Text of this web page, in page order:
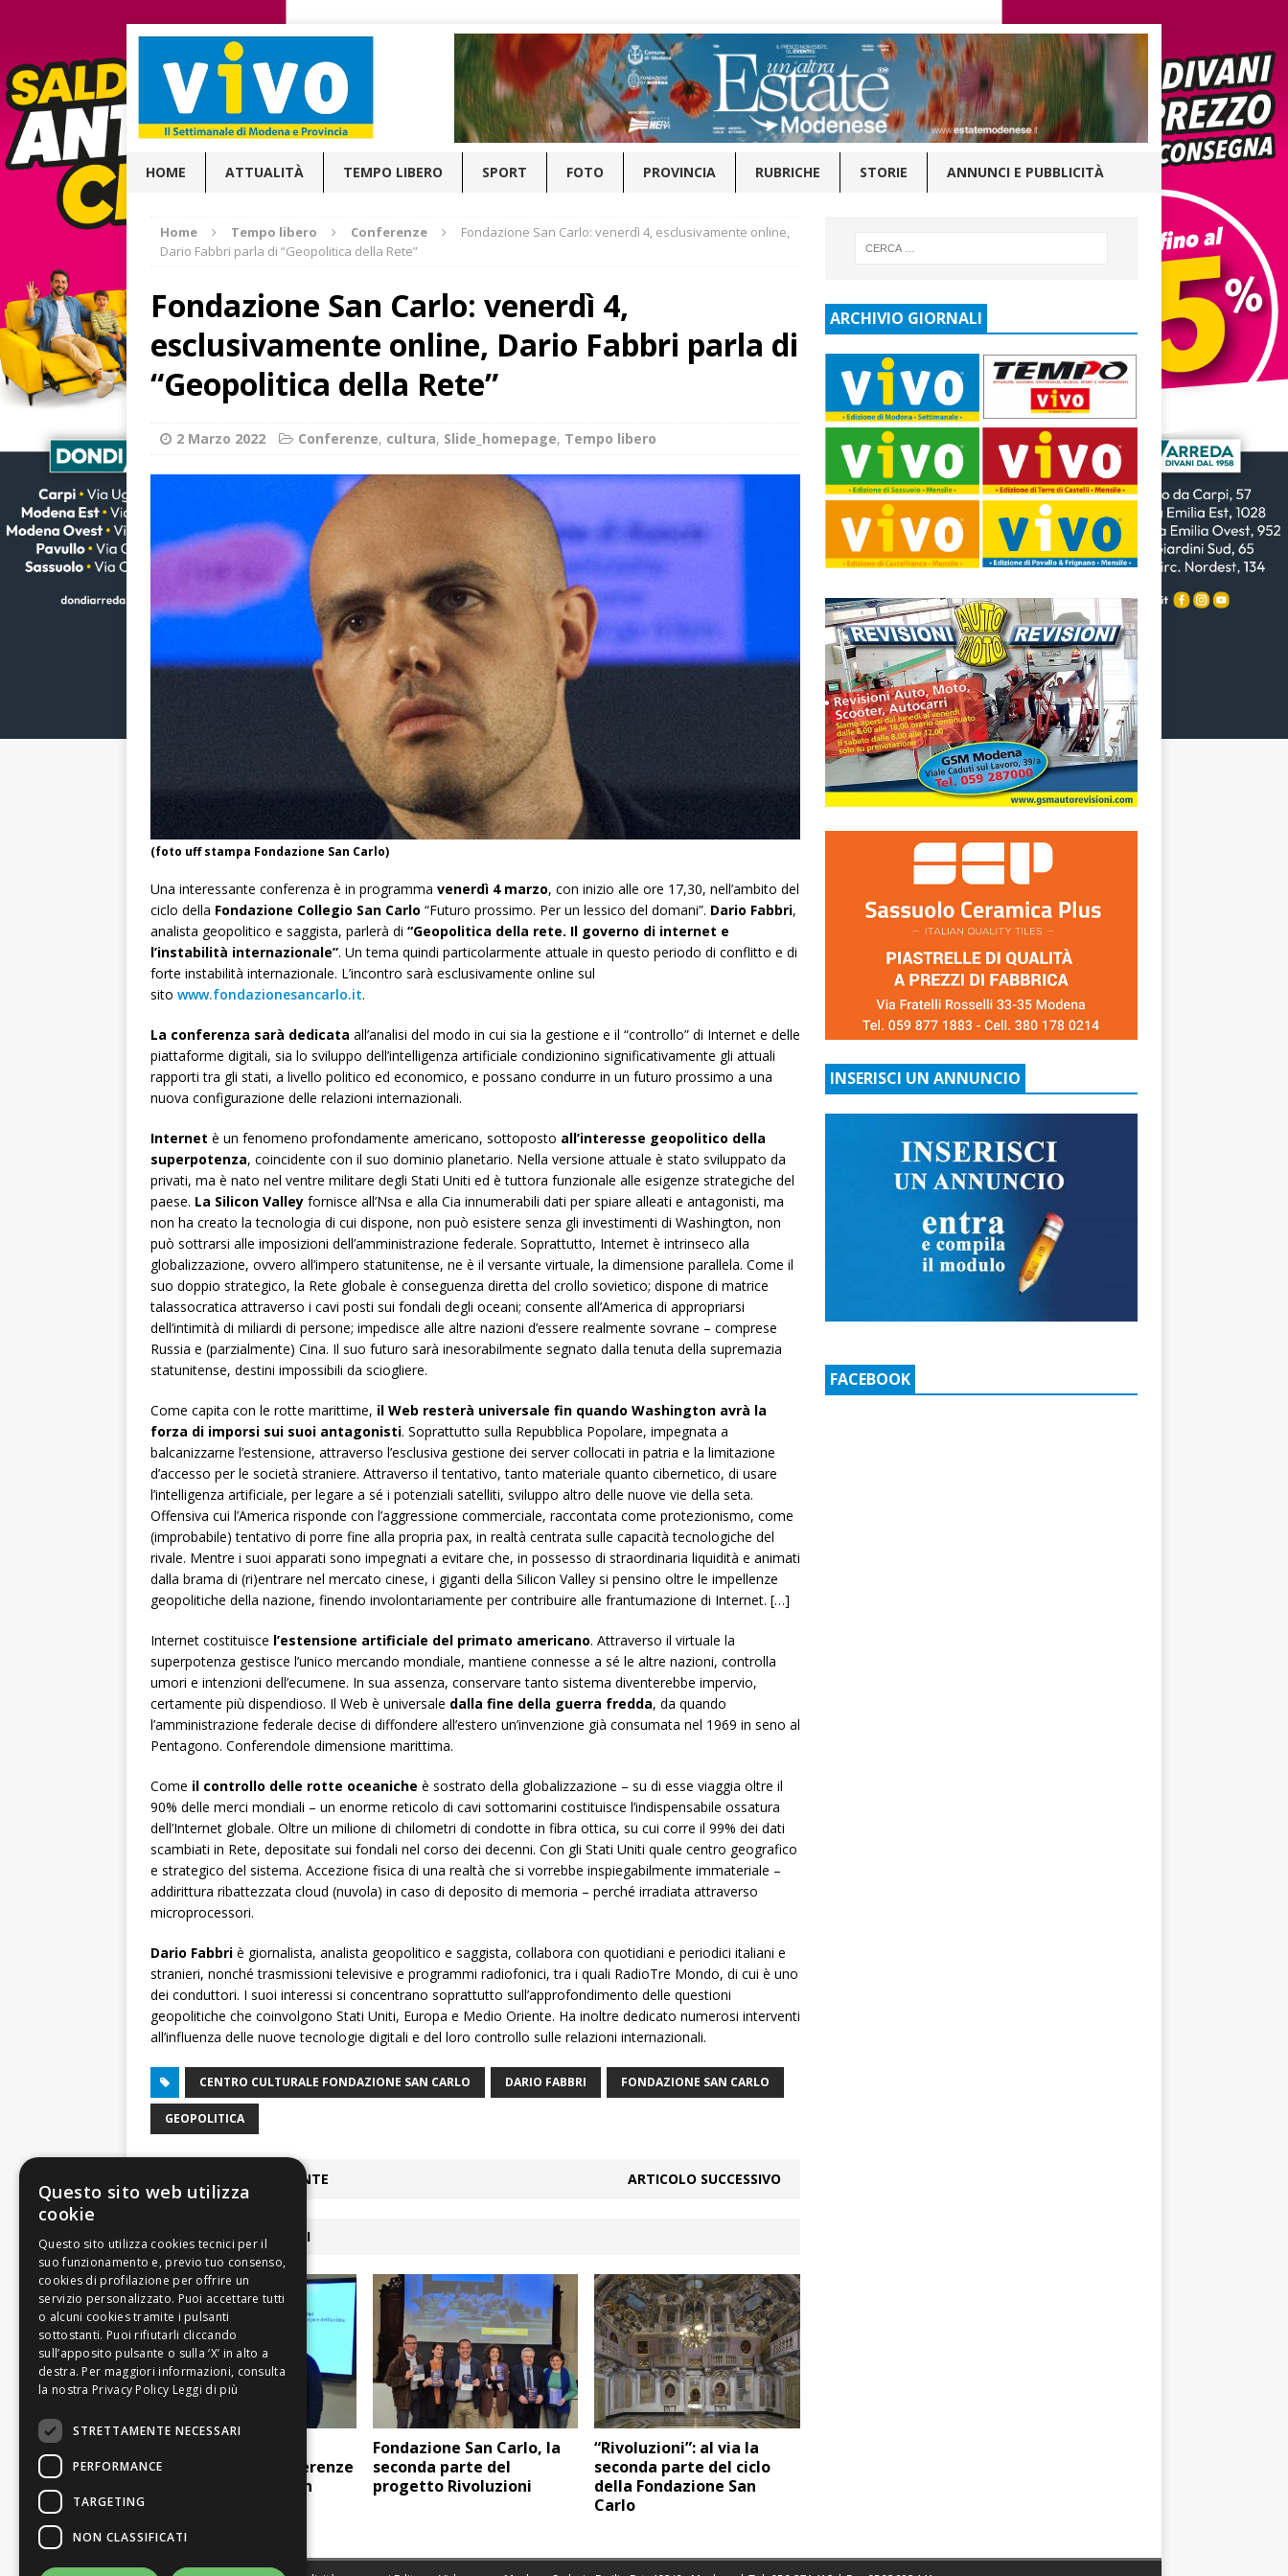
HOME ATTUALITÀ TEMPO LIBERO SPORT FOTO PROVINCIA RUBRICHE STORIE ANNUNCI E PUBBLICITÀ
Home Tempo libero Conferenze
Fondazione San Carlo: venerdì 4, esclusivamente online,
Dario Fabbri parla di “Geopolitica della Rete”
Fondazione San Carlo: venerdì 4,
esclusivamente online, Dario Fabbri parla di
“Geopolitica della Rete”
2 Marzo 2022 Conferenze, cultura, Slide_homepage, Tempo libero
(foto uff stampa Fondazione San Carlo)
Una interessante conferenza è in programma venerdì 4 marzo, con inizio alle ore 17,30, nell’ambito del
ciclo della Fondazione Collegio San Carlo “Futuro prossimo. Per un lessico del domani”. Dario Fabbri,
analista geopolitico e saggista, parlerà di “Geopolitica della rete. Il governo di internet e
l’instabilità internazionale”. Un tema quindi particolarmente attuale in questo periodo di conflitto e di
forte instabilità internazionale. L’incontro sarà esclusivamente online sul
sito www.fondazionesancarlo.it.
La conferenza sarà dedicata all’analisi del modo in cui sia la gestione e il “controllo” di Internet e delle
piattaforme digitali, sia lo sviluppo dell’intelligenza artificiale condizionino significativamente gli attuali
rapporti tra gli stati, a livello politico ed economico, e possano condurre in un futuro prossimo a una
nuova configurazione delle relazioni internazionali.
Internet è un fenomeno profondamente americano, sottoposto all’interesse geopolitico della
superpotenza, coincidente con il suo dominio planetario. Nella versione attuale è stato sviluppato da
privati, ma è nato nel ventre militare degli Stati Uniti ed è tuttora funzionale alle esigenze strategiche del
paese. La Silicon Valley fornisce all’Nsa e alla Cia innumerabili dati per spiare alleati e antagonisti, ma
non ha creato la tecnologia di cui dispone, non può esistere senza gli investimenti di Washington, non
può sottrarsi alle imposizioni dell’amministrazione federale. Soprattutto, Internet è intrinseco alla
globalizzazione, ovvero all’impero statunitense, ne è il versante virtuale, la dimensione parallela. Come il
suo doppio strategico, la Rete globale è conseguenza diretta del crollo sovietico; dispone di matrice
talassocratica attraverso i cavi posti sui fondali degli oceani; consente all’America di appropriarsi
dell’intimità di miliardi di persone; impedisce alle altre nazioni d’essere realmente sovrane – comprese
Russia e (parzialmente) Cina. Il suo futuro sarà inesorabilmente segnato dalla tenuta della supremazia
statunitense, destini impossibili da sciogliere.
Come capita con le rotte marittime, il Web resterà universale fin quando Washington avrà la
forza di imporsi sui suoi antagonisti. Soprattutto sulla Repubblica Popolare, impegnata a
balcanizzarne l’estensione, attraverso l’esclusiva gestione dei server collocati in patria e la limitazione
d’accesso per le società straniere. Attraverso il tentativo, tanto materiale quanto cibernetico, di usare
l’intelligenza artificiale, per legare a sé i potenziali satelliti, sviluppo altro delle nuove vie della seta.
Offensiva cui l’America risponde con l’aggressione commerciale, raccontata come protezionismo, come
(improbabile) tentativo di porre fine alla propria pax, in realtà centrata sulle capacità tecnologiche del
rivale. Mentre i suoi apparati sono impegnati a evitare che, in possesso di straordinaria liquidità e animati
dalla brama di (ri)entrare nel mercato cinese, i giganti della Silicon Valley si pensino oltre le impellenze
geopolitiche della nazione, finendo involontariamente per contribuire alle frantumazione di Internet. […]
Internet costituisce l’estensione artificiale del primato americano. Attraverso il virtuale la
superpotenza gestisce l’unico mercando mondiale, mantiene connesse a sé le altre nazioni, controlla
umori e intenzioni dell’ecumene. In sua assenza, conservare tanto sistema diventerebbe impervio,
certamente più dispendioso. Il Web è universale dalla fine della guerra fredda, da quando
l’amministrazione federale decise di diffondere all’estero un’invenzione già consumata nel 1969 in seno al
Pentagono. Conferendole dimensione marittima.
Come il controllo delle rotte oceaniche è sostrato della globalizzazione – su di esse viaggia oltre il
90% delle merci mondiali – un enorme reticolo di cavi sottomarini costituisce l’indispensabile ossatura
dell’Internet globale. Oltre un milione di chilometri di condotte in fibra ottica, su cui corre il 99% dei dati
scambiati in Rete, depositate sui fondali nel corso dei decenni. Con gli Stati Uniti quale centro geografico
e strategico del sistema. Accezione fisica di una realtà che si vorrebbe inspiegabilmente immateriale –
addirittura ribattezzata cloud (nuvola) in caso di deposito di memoria – perché irradiata attraverso
microprocessori.
Dario Fabbri è giornalista, analista geopolitico e saggista, collabora con quotidiani e periodici italiani e
stranieri, nonché trasmissioni televisive e programmi radiofonici, tra i quali RadioTre Mondo, di cui è uno
dei conduttori. I suoi interessi si concentrano soprattutto sull’approfondimento delle questioni
geopolitiche che coinvolgono Stati Uniti, Europa e Medio Oriente. Ha inoltre dedicato numerosi interventi
all’influenza delle nuove tecnologie digitali e del loro controllo sulle relazioni internazionali.
CENTRO CULTURALE FONDAZIONE SAN CARLO DARIO FABBRI FONDAZIONE SAN CARLO
GEOPOLITICA
ARTICOLO PRECEDENTE ARTICOLO SUCCESSIVO
ARTICOLI COLLEGATI
rivoluzioni”, le conferenze
della Fondazione San
Fondazione San Carlo, la
seconda parte del
progetto Rivoluzioni
“Rivoluzioni”: al via la
seconda parte del ciclo
della Fondazione San
Carlo
ARCHIVIO GIORNALI
INSERISCI UN ANNUNCIO
FACEBOOK
Questo sito web utilizza
cookie
Leggi di più
STRETTAMENTE NECESSARI
PERFORMANCE
TARGETING
NON CLASSIFICATI